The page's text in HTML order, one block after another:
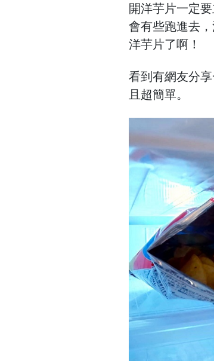
開洋芋片一定
會有些跑進去
洋芋片了啊！
看到有網友分
且超簡單。